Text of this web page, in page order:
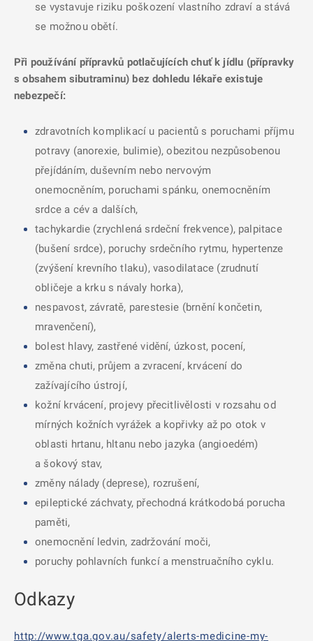
se vystavuje riziku poškození vlastního zdraví a stává
se možnou obětí.
Při používání přípravků potlačujících chuť k jídlu (přípravky
s obsahem sibutraminu) bez dohledu lékaře existuje
nebezpečí:
zdravotních komplikací u pacientů s poruchami příjmu
potravy (anorexie, bulimie), obezitou nezpůsobenou
přejídáním, duševním nebo nervovým
onemocněním, poruchami spánku, onemocněním
srdce a cév a dalších,
tachykardie (zrychlená srdeční frekvence), palpitace
(bušení srdce), poruchy srdečního rytmu, hypertenze
(zvýšení krevního tlaku), vasodilatace (zrudnutí
obličeje a krku s návaly horka),
nespavost, závratě, parestesie (brnění končetin,
mravenčení),
bolest hlavy, zastřené vidění, úzkost, pocení,
změna chuti, průjem a zvracení, krvácení do
zažívajícího ústrojí,
kožní krvácení, projevy přecitlivělosti v rozsahu od
mírných kožních vyrážek a kopřivky až po otok v
oblasti hrtanu, hltanu nebo jazyka (angioedém)
a šokový stav,
změny nálady (deprese), rozrušení,
epileptické záchvaty, přechodná krátkodobá porucha
paměti,
onemocnění ledvin, zadržování moči,
poruchy pohlavních funkcí a menstruačního cyklu.
Odkazy
http://www.tga.gov.au/safety/alerts-medicine-my-